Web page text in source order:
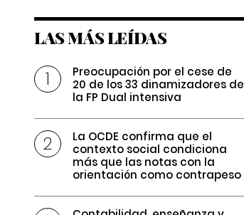
LAS MÁS LEÍDAS
Preocupación por el cese de
20 de los 33 dinamizadores de
la FP Dual intensiva
La OCDE confirma que el
contexto social condiciona
más que las notas con la
orientación como contrapeso